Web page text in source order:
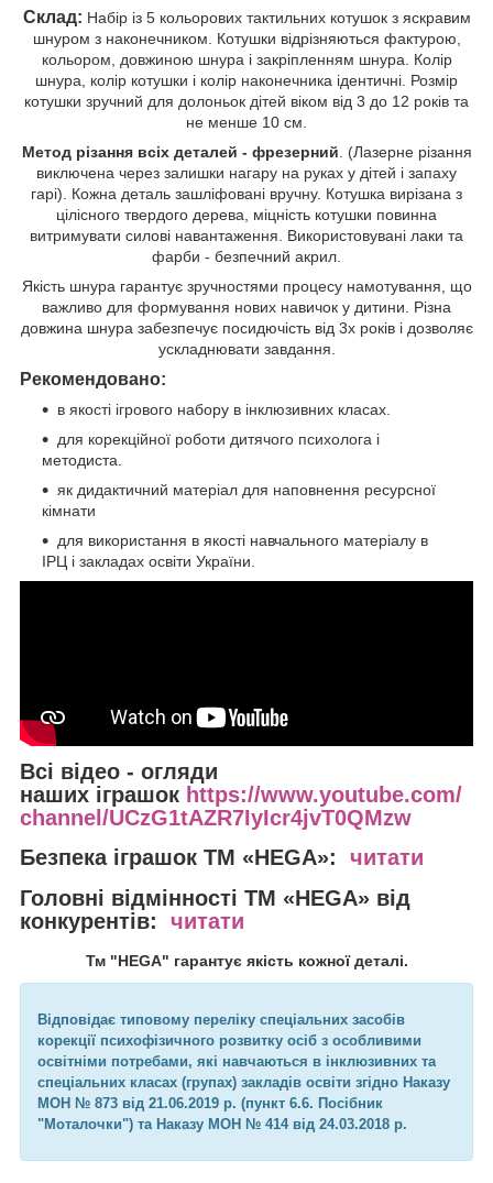
Склад: Набір із 5 кольорових тактильних котушок з яскравим
шнуром з наконечником. Котушки відрізняються фактурою,
кольором, довжиною шнура і закріпленням шнура. Колір
шнура, колір котушки і колір наконечника ідентичні. Розмір
котушки зручний для долоньок дітей віком від 3 до 12 років та
не менше 10 см.
Метод різання всіх деталей - фрезерний . (Лазерне різання
виключена через залишки нагару на руках у дітей і запаху
гарі). Кожна деталь зашліфовані вручну. Котушка вирізана з
цілісного твердого дерева, міцність котушки повинна
витримувати силові навантаження. Використовувані лаки та
фарби - безпечний акрил.
Якість шнура гарантує зручностями процесу намотування, що
важливо для формування нових навичок у дитини. Різна
довжина шнура забезпечує посидючість від 3х років і дозволяє
ускладнювати завдання.
Рекомендовано:
в якості ігрового набору в інклюзивних класах.
для корекційної роботи дитячого психолога і
методиста.
як дидактичний матеріал для наповнення ресурсної
кімнати
для використання в якості навчального матеріалу в
ІРЦ і закладах освіти України.
Всі відео - огляди
наших іграшок https://www.youtube.com/
channel/UCzG1tAZR7IyIcr4jvT0QMzw
Безпека іграшок ТМ «HEGA»: читати
Головні відмінності ТМ «HEGA» від
конкурентів:
читати
Тм "HEGA" гарантує якість кожної деталі.
Відповідає типовому переліку спеціальних засобів
корекції психофізичного розвитку осіб з особливими
освітніми потребами, які навчаються в інклюзивних та
спеціальних класах (групах) закладів освіти згідно Наказу
МОН № 873 від 21.06.2019 р. (пункт 6.6. Посібник
"Моталочки") та Наказу МОН № 414 від 24.03.2018 р.